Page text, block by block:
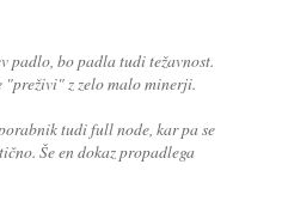
padlo, bo padla tudi težavnost.
"preživi" z zelo malo minerji.
tudi full node, kar pa se
Še en dokaz propadlega